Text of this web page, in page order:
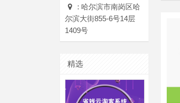
: 哈尔滨市南岗区哈
尔滨大街855-6号14层
1409号
精选